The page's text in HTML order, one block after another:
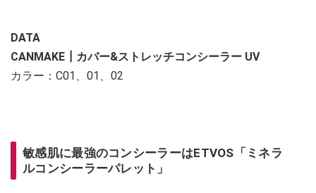
DATA
CANMAKE┃カバー&ストレッチコンシーラー UV
カラー：C01、01、02
敏感肌に最強のコンシーラーはETVOS「ミネラ
ルコンシーラーパレット」